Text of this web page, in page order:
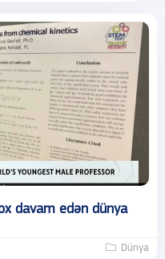
davam edən dünya
Dünya